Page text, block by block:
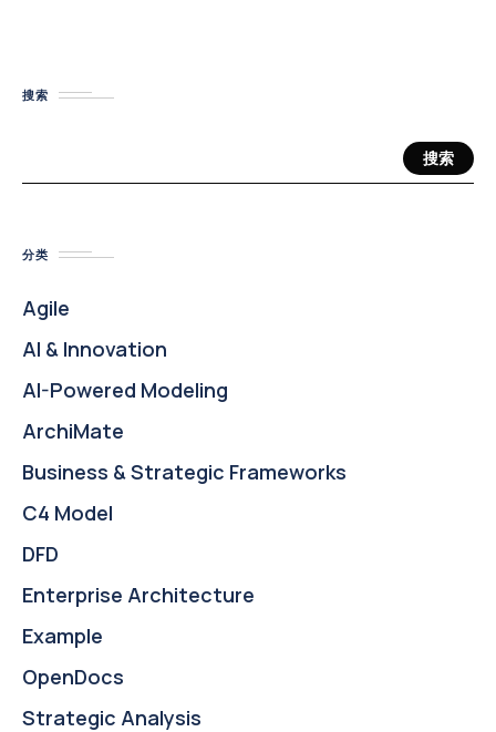
搜索
搜索
分类
Agile
AI & Innovation
AI-Powered Modeling
ArchiMate
Business & Strategic Frameworks
C4 Model
DFD
Enterprise Architecture
Example
OpenDocs
Strategic Analysis